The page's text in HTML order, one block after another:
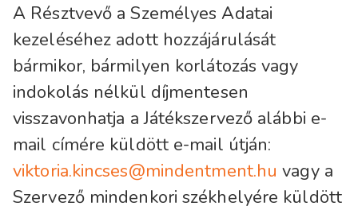
A Résztvevő a Személyes Adatai
kezeléséhez adott hozzájárulását
bármikor, bármilyen korlátozás vagy
indokolás nélkül díjmentesen
visszavonhatja a Játékszervező alábbi e-
mail címére küldött e-mail útján:
viktoria.kincses@mindentment.hu vagy a
Szervező mindenkori székhelyére küldött